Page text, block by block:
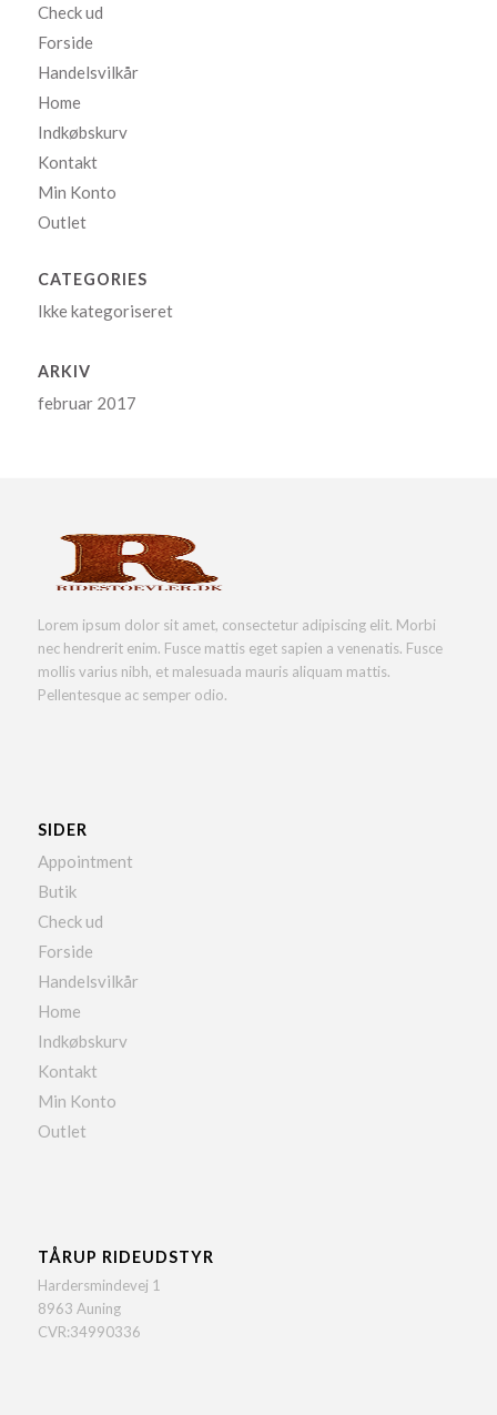
Check ud
Forside
Handelsvilkår
Home
Indkøbskurv
Kontakt
Min Konto
Outlet
CATEGORIES
Ikke kategoriseret
ARKIV
februar 2017
Lorem ipsum dolor sit amet, consectetur adipiscing elit. Morbi
nec hendrerit enim. Fusce mattis eget sapien a venenatis. Fusce
mollis varius nibh, et malesuada mauris aliquam mattis.
Pellentesque ac semper odio.
SIDER
Appointment
Butik
Check ud
Forside
Handelsvilkår
Home
Indkøbskurv
Kontakt
Min Konto
Outlet
TÅRUP RIDEUDSTYR
Hardersmindevej 1
8963 Auning
CVR:34990336